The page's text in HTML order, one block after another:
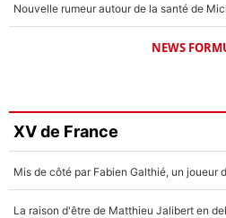
NEWS
XV de France